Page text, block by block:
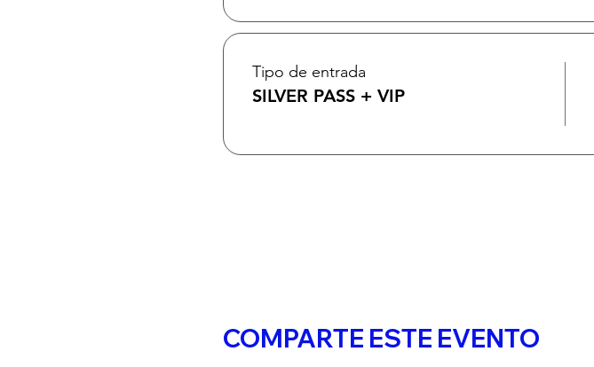
Tipo de entrada
SILVER PASS + VIP
COMPARTE ESTE EVENTO